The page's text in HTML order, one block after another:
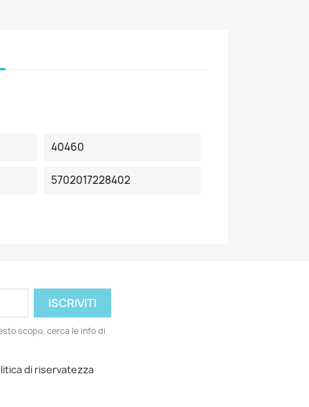
40460
5702017228402
scopo, cerca le info di
di riservatezza